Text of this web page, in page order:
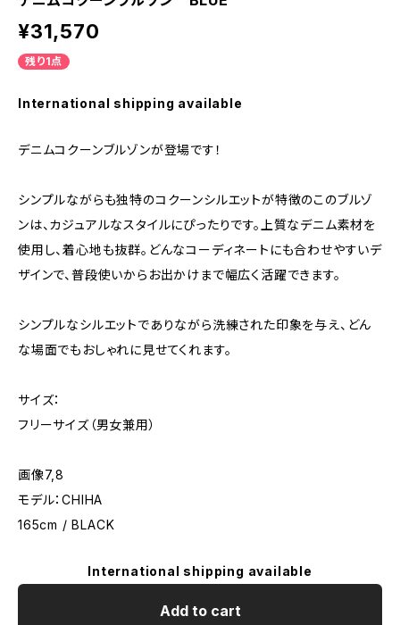
¥31,570
残り1点
International shipping available
デニムコクーンブルゾンが登場です！
シンプルながらも独特のコクーンシルエットが特徴のこのブルゾ
ンは、カジュアルなスタイルにぴったりです。上質なデニム素材を
使用し、着心地も抜群。どんなコーディネートにも合わせやすいデ
ザインで、普段使いからお出かけまで幅広く活躍できます。
シンプルなシルエットでありながら洗練された印象を与え、どん
な場面でもおしゃれに見せてくれます。
サイズ：
フリーサイズ（男女兼用）
画像7,8
モデル：CHIHA
165cm / BLACK
International shipping available
Add to cart